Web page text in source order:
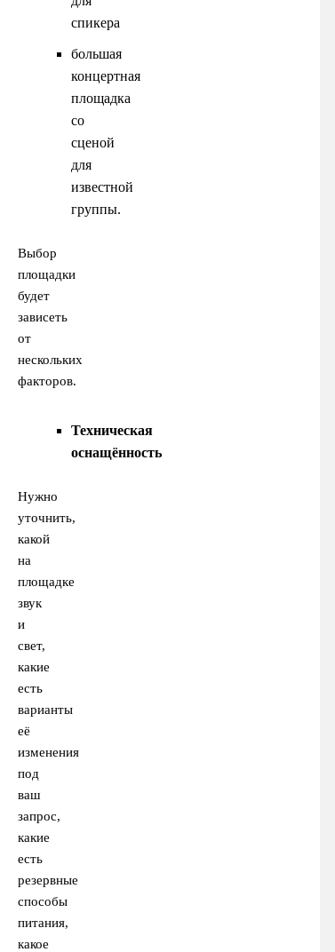
спикера
большая
концертная
площадка
со
сценой
для
известной
группы.
Выбор
площадки
будет
зависеть
от
нескольких
факторов.
Техническая
оснащённость
Нужно
уточнить,
какой
на
площадке
звук
и
свет,
какие
есть
варианты
её
изменения
под
ваш
запрос,
какие
есть
резервные
способы
питания,
какое